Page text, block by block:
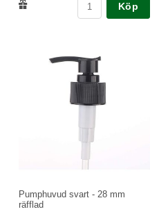
Köp
Pumphuvud svart - 28 mm
räfflad